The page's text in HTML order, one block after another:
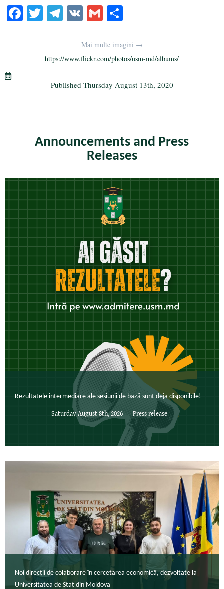
Fa T
r
Te
a
m
V G
ailre
Mai multe imagini →
https://www.flickr.com/photos/usm-md/albums/
Published Thursday August 13th, 2020
Announcements and Press
Releases
Rezultatele intermediare ale sesiunii de bază sunt deja disponibile!
Saturday August 8th, 2026 Press release
Noi direcții de colaborare în cercetarea economică, dezvoltate la
Universitatea de Stat din Moldova